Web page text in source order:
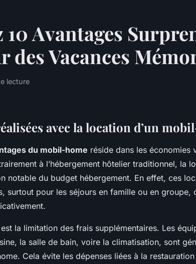
10 Avantages
des Vacances
lecture
avec la location d’un
du mobil-home réside dans les économies
à l’hébergement hôtelier traditionnel, la
notable du budget hébergement. En effet, ces
surtout pour les séjours en famille ou en groupe,
la limitation des frais supplémentaires. Les
la salle de bain, voire la climatisation, sont
Cela évite les dépenses liées à la restauration